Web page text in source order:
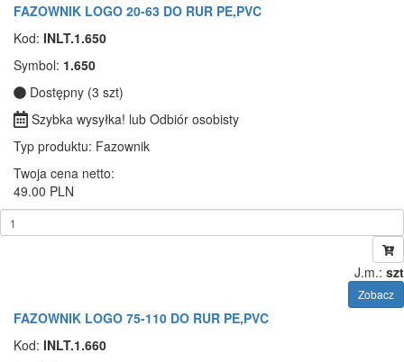
FAZOWNIK LOGO 20-63 DO RUR PE,PVC
Kod: INLT.1.650
Symbol: 1.650
Dostępny (3 szt)
Szybka wysyłka! lub Odbiór osobisty
Typ produktu: Fazownik
Twoja cena netto:
49.00 PLN
J.m.: szt
Zobacz
FAZOWNIK LOGO 75-110 DO RUR PE,PVC
Kod: INLT.1.660